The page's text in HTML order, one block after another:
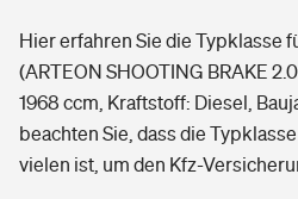
Grundfähigkeitsversicherung
Arbeitsrechtsschutz
Berufshaftpflichtversicherung
Freizeit
Pri­vate Haft­pflicht­
Gesundheit
Hier erfahren Sie die Typklasse
(ARTEON SHOOTING BRAKE
1968 ccm, Kraftstoff: Diesel,
beachten Sie, dass die
vielen ist, um den Kfz-